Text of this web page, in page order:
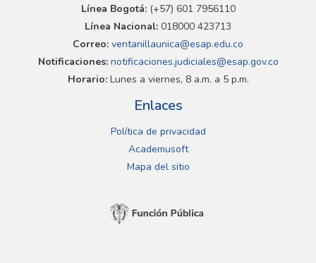
Línea Bogotá:(+57) 601 7956110
Línea Nacional: 018000 423713
Correo: ventanillaunica@esap.edu.co
Notificaciones:notificaciones.judiciales@esap.gov.co
Horario:Lunes a viernes, 8 a.m. a 5 p.m.
Enlaces
Política de privacidad
Academusoft
Mapa del sitio